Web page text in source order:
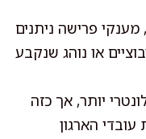
פרישה ניתנים
או נוהג שנקבע
יותר, אך כזה
הארגון